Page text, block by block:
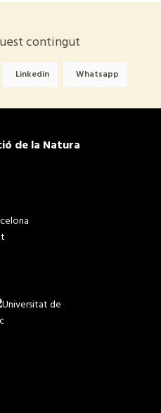
contingut
Linkedin Whatsapp
de la Natura